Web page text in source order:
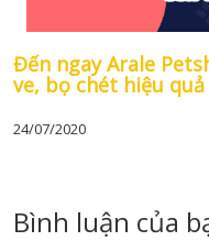
Đến ngay Arale
ve, bọ chét hiệu
24/07/2020
Bình luận của